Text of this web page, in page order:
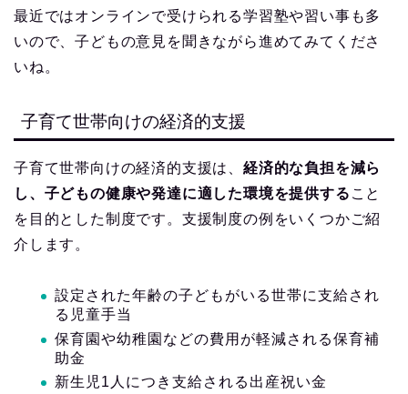
最近ではオンラインで受けられる学習塾や習い事も多
いので、子どもの意見を聞きながら進めてみてくださ
いね。
子育て世帯向けの経済的支援
子育て世帯向けの経済的支援は、 経済的な負担を減ら
し、子どもの健康や発達に適した環境を提供する こと
を目的とした制度です。支援制度の例をいくつかご紹
介します。
設定された年齢の子どもがいる世帯に支給され
る児童手当
保育園や幼稚園などの費用が軽減される保育補
助金
新生児1人につき支給される出産祝い金